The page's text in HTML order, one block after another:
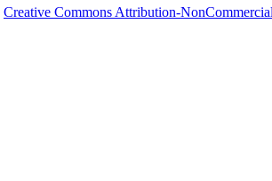
Creative Commons Attribution-